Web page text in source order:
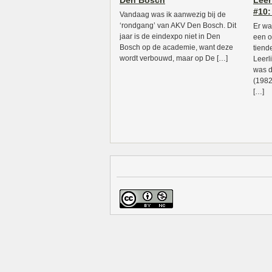
Vandaag was ik aanwezig bij de
‘rondgang’ van AKV Den Bosch. Dit
jaar is de eindexpo niet in Den
Bosch op de academie, want deze
wordt verbouwd, maar op De […]
Er
een
was
[…]